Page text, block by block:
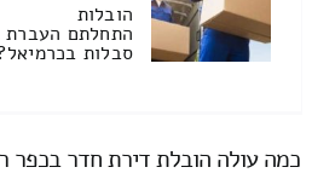
הובלות
התחלתם העברת
סבלות
כמה עולה הובלת דירת חדר בכפר